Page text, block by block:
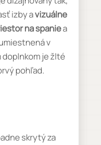
izby avizuálne
na spaniea
v
doplnkom je žlté
pohľad.
skrytý za